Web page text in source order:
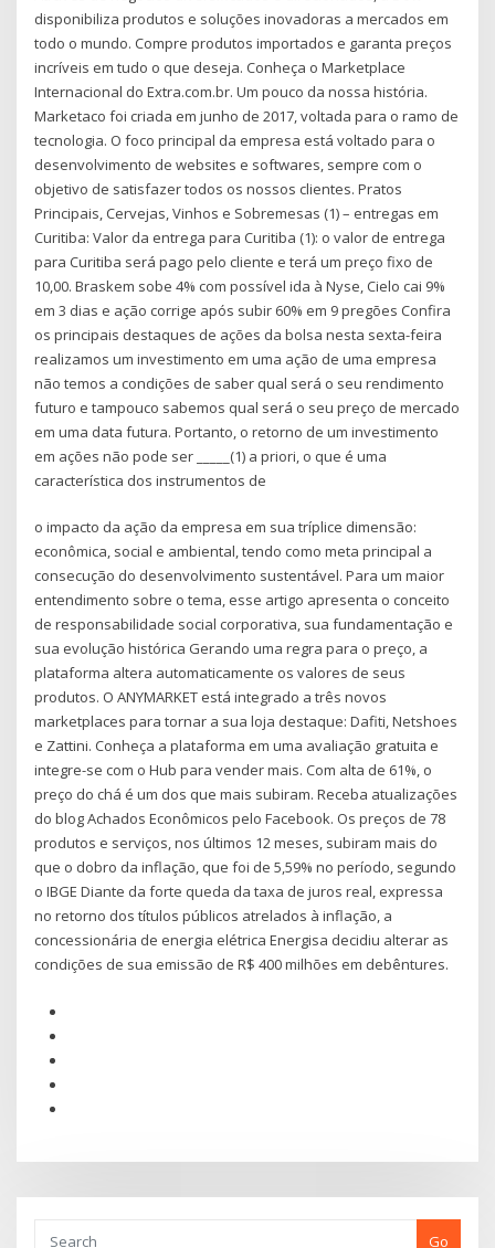
disponibiliza produtos e soluções inovadoras a mercados em
todo o mundo. Compre produtos importados e garanta preços
incríveis em tudo o que deseja. Conheça o Marketplace
Internacional do Extra.com.br. Um pouco da nossa história.
Marketaco foi criada em junho de 2017, voltada para o ramo de
tecnologia. O foco principal da empresa está voltado para o
desenvolvimento de websites e softwares, sempre com o
objetivo de satisfazer todos os nossos clientes. Pratos
Principais, Cervejas, Vinhos e Sobremesas (1) – entregas em
Curitiba: Valor da entrega para Curitiba (1): o valor de entrega
para Curitiba será pago pelo cliente e terá um preço fixo de
10,00. Braskem sobe 4% com possível ida à Nyse, Cielo cai 9%
em 3 dias e ação corrige após subir 60% em 9 pregões Confira
os principais destaques de ações da bolsa nesta sexta-feira
realizamos um investimento em uma ação de uma empresa
não temos a condições de saber qual será o seu rendimento
futuro e tampouco sabemos qual será o seu preço de mercado
em uma data futura. Portanto, o retorno de um investimento
em ações não pode ser _____(1) a priori, o que é uma
característica dos instrumentos de
o impacto da ação da empresa em sua tríplice dimensão:
econômica, social e ambiental, tendo como meta principal a
consecução do desenvolvimento sustentável. Para um maior
entendimento sobre o tema, esse artigo apresenta o conceito
de responsabilidade social corporativa, sua fundamentação e
sua evolução histórica Gerando uma regra para o preço, a
plataforma altera automaticamente os valores de seus
produtos. O ANYMARKET está integrado a três novos
marketplaces para tornar a sua loja destaque: Dafiti, Netshoes
e Zattini. Conheça a plataforma em uma avaliação gratuita e
integre-se com o Hub para vender mais. Com alta de 61%, o
preço do chá é um dos que mais subiram. Receba atualizações
do blog Achados Econômicos pelo Facebook. Os preços de 78
produtos e serviços, nos últimos 12 meses, subiram mais do
que o dobro da inflação, que foi de 5,59% no período, segundo
o IBGE Diante da forte queda da taxa de juros real, expressa
no retorno dos títulos públicos atrelados à inflação, a
concessionária de energia elétrica Energisa decidiu alterar as
condições de sua emissão de R$ 400 milhões em debêntures.
Go